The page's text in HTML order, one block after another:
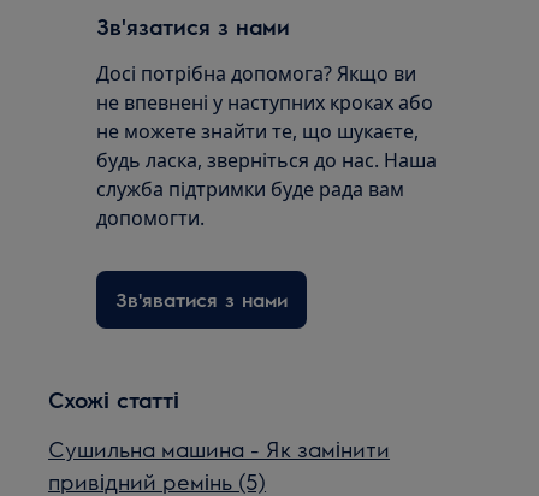
Зв'язатися з нами
Досі потрібна допомога? Якщо ви
не впевнені у наступних кроках або
не можете знайти те, що шукаєте,
будь ласка, зверніться до нас. Наша
служба підтримки буде рада вам
допомогти.
Зв'яватися з нами
Схожі статті
Сушильна машина - Як замінити
привідний ремінь (5)